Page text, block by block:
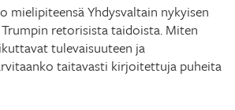
mielipiteensä Yhdysvaltain nykyisen
retorisista taidoista. Miten
tulevaisuuteen ja
taitavasti kirjoitettuja puheita